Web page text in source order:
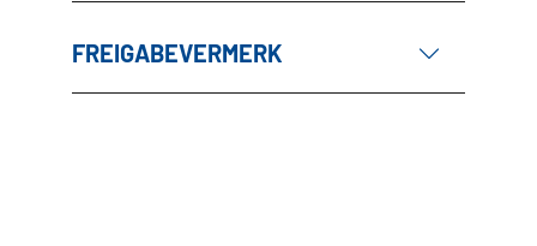
FREIGABEVERMERK